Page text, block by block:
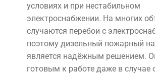
условиях и при нестабильном
электроснабжении. На многих
случаются перебои с
поэтому дизельный пожарный
является надёжным решением.
готовым к работе даже в случае